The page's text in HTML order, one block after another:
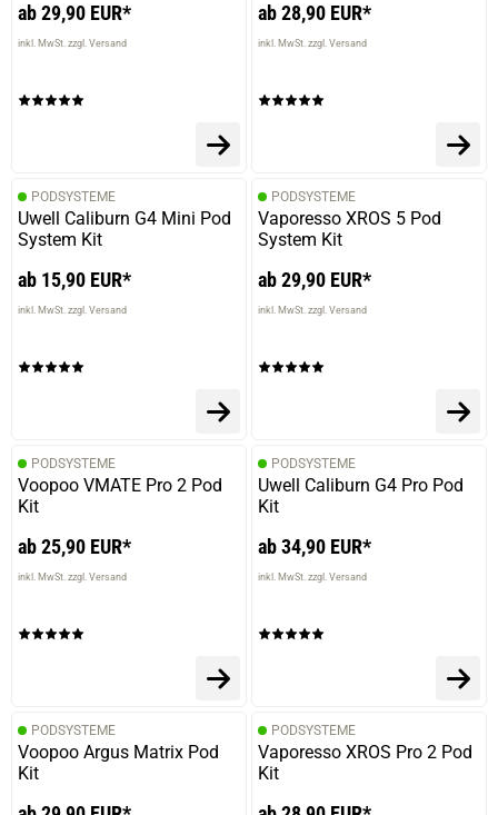
ab 29,90 EUR*
inkl. MwSt. zzgl. Versand
ab 28,90 EUR*
inkl. MwSt. zzgl. Versand
PODSYSTEME
Uwell Caliburn G4 Mini Pod
System Kit
ab 15,90 EUR*
inkl. MwSt. zzgl. Versand
PODSYSTEME
Vaporesso XROS 5 Pod
System Kit
ab 29,90 EUR*
inkl. MwSt. zzgl. Versand
PODSYSTEME
Voopoo VMATE Pro 2 Pod
Kit
ab 25,90 EUR*
inkl. MwSt. zzgl. Versand
PODSYSTEME
Uwell Caliburn G4 Pro Pod
Kit
ab 34,90 EUR*
inkl. MwSt. zzgl. Versand
PODSYSTEME
Voopoo Argus Matrix Pod
Kit
PODSYSTEME
Vaporesso XROS Pro 2 Pod
Kit